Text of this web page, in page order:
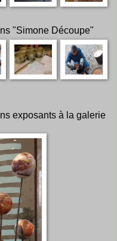
"Simone Découpe"
exposants à la galerie